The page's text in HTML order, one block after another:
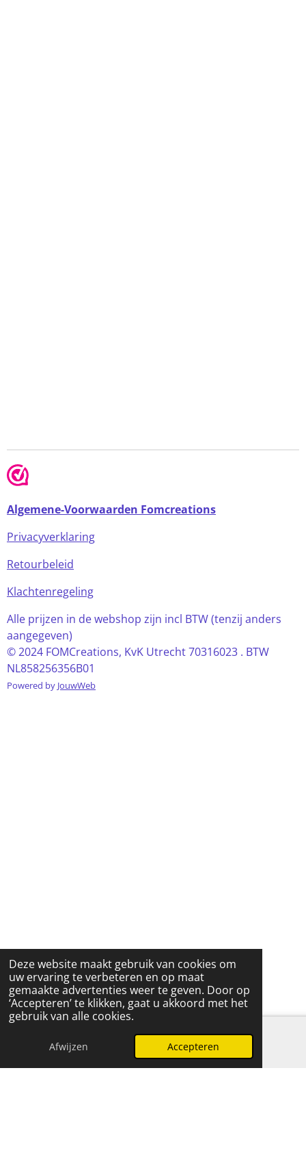
Deze website maakt gebruik van cookies om
uw ervaring te verbeteren en op maat
gemaakte advertenties weer te geven. Door op
‘Accepteren’ te klikken, gaat u akkoord met het
gebruik van alle cookies.
Afwijzen Accepteren
Algemene-Voorwaarden Fomcreations
Privacyverklaring
Retourbeleid
Klachtenregeling
Alle prijzen in de webshop zijn incl BTW (tenzij anders
aangegeven)
© 2024 FOMCreations, KvK Utrecht 70316023 . BTW
NL858256356B01
Powered by JouwWeb
E-mailadres